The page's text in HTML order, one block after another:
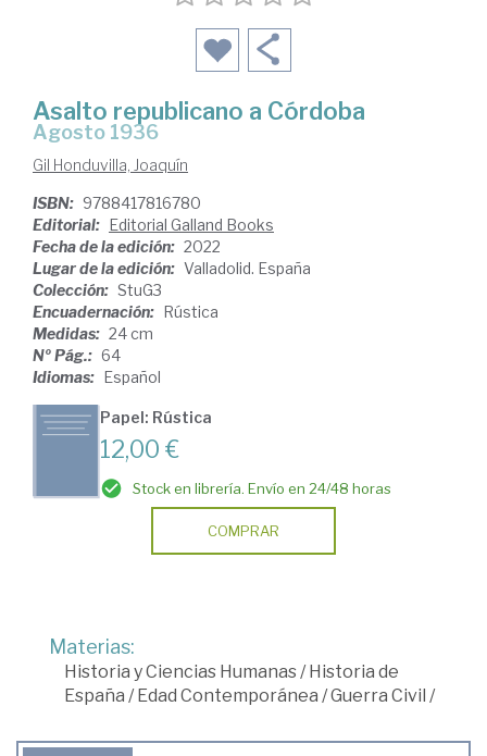
Asalto republicano a Córdoba
Agosto 1936
Gil Honduvilla, Joaquín
ISBN: 9788417816780
Editorial: Editorial Galland Books
Fecha de la edición: 2022
Lugar de la edición: Valladolid. España
Colección: StuG3
Encuadernación: Rústica
Medidas: 24 cm
Nº Pág.: 64
Idiomas: Español
Papel: Rústica
12,00 €
Stock en librería. Envío en 24/48 horas
COMPRAR
Materias:
Historia y Ciencias Humanas/Historia de
España /Edad Contemporánea /Guerra Civil /